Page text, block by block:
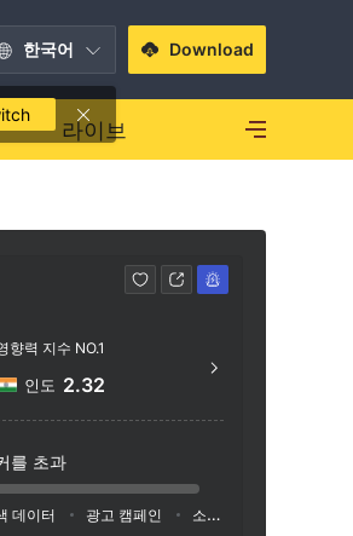
한국어 Download
라이브
향력 지수 NO.1
인도 2.32
를 초과
데이터 광고 캠페인 소셜 미디어 지수